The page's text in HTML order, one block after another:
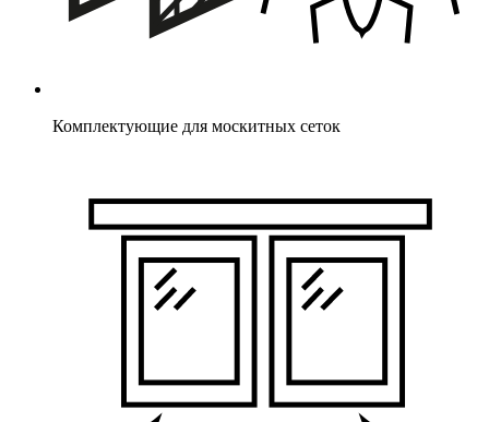
Комплектующие для москитных сеток